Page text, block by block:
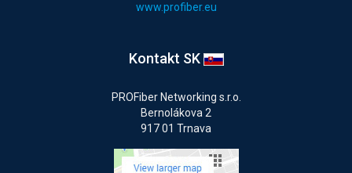
www.profiber.eu
Kontakt SK
PROFiber Networking s.r.o.
Bernolákova 2
917 01 Trnava